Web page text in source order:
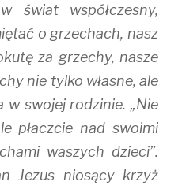
świat współczesny,
o grzechach, nasz
za grzechy, nasze
nie tylko własne, ale
w swojej rodzinie. „Nie
płaczcie nad swoimi
waszych dzieci”.
Jezus niosący krzyż